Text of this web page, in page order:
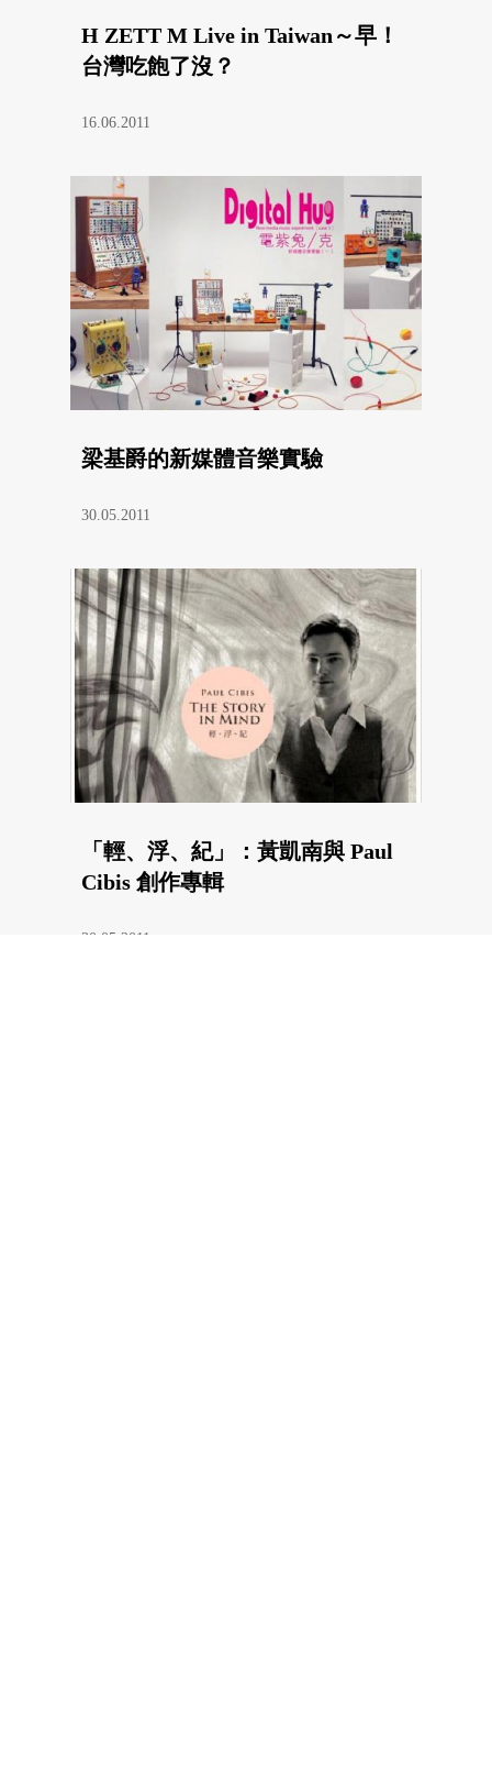
H ZETT M Live in Taiwan～早！
台灣吃飽了沒？
16.06.2011
梁基爵的新媒體音樂實驗
30.05.2011
「輕、浮、紀」：黃凱南與 Paul
Cibis 創作專輯
30.05.2011